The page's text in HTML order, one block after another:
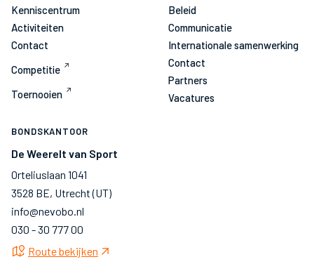
Kenniscentrum
Activiteiten
Contact
Competitie
Toernooien
Beleid
Communicatie
Internationale samenwerking
Contact
Partners
Vacatures
BONDSKANTOOR
De Weerelt van Sport
Orteliuslaan 1041
3528 BE, Utrecht (UT)
info@nevobo.nl
030 - 30 777 00
Route bekijken